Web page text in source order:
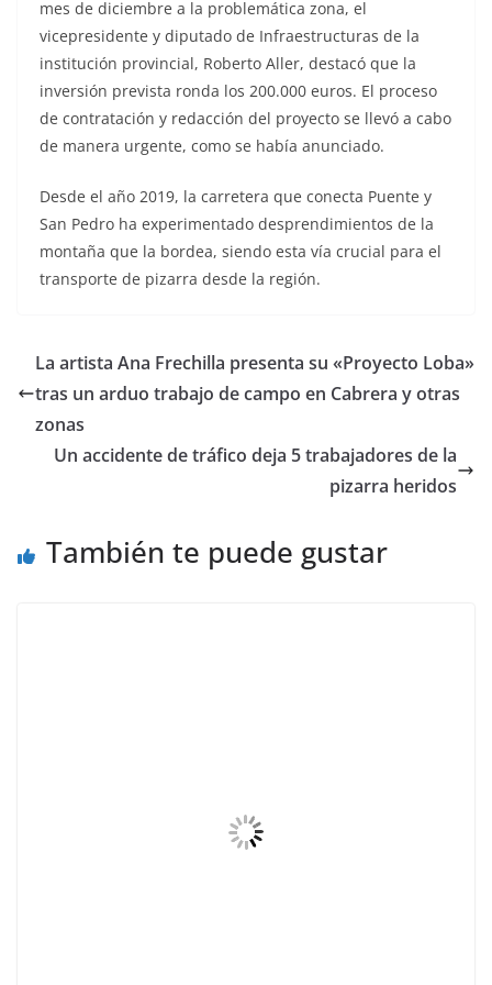
mes de diciembre a la problemática zona, el
vicepresidente y diputado de Infraestructuras de la
institución provincial, Roberto Aller, destacó que la
inversión prevista ronda los 200.000 euros. El proceso
de contratación y redacción del proyecto se llevó a cabo
de manera urgente, como se había anunciado.
Desde el año 2019, la carretera que conecta Puente y
San Pedro ha experimentado desprendimientos de la
montaña que la bordea, siendo esta vía crucial para el
transporte de pizarra desde la región.
La artista Ana Frechilla presenta su «Proyecto Loba»
tras un arduo trabajo de campo en Cabrera y otras
zonas
Un accidente de tráfico deja 5 trabajadores de la
pizarra heridos
También te puede gustar